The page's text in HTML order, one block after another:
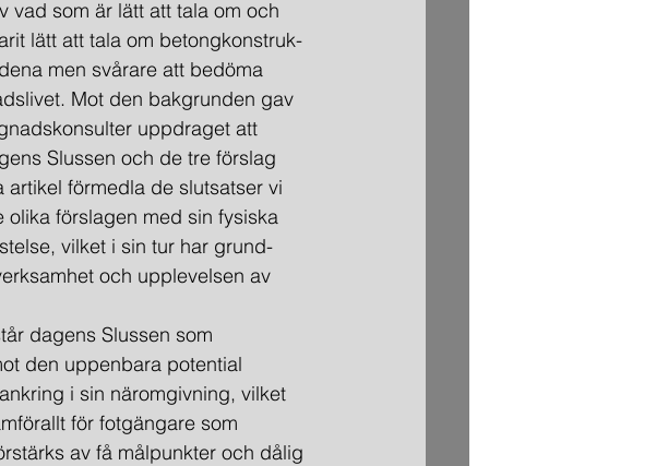
vad som är lätt att tala om och
lätt att tala om betong­konstruk­
men svårare att bedöma
Mot den bakgrunden gav
uppdraget att
Slussen och de tre förslag
förmedla de slutsatser vi
förslagen med sin fysiska
vilket i sin tur har grund­
och upplevelsen av
dagens Slussen som
den uppenbara potential
i sin näromgivning, vilket
för fotgängare som
av få målpunkter och dålig